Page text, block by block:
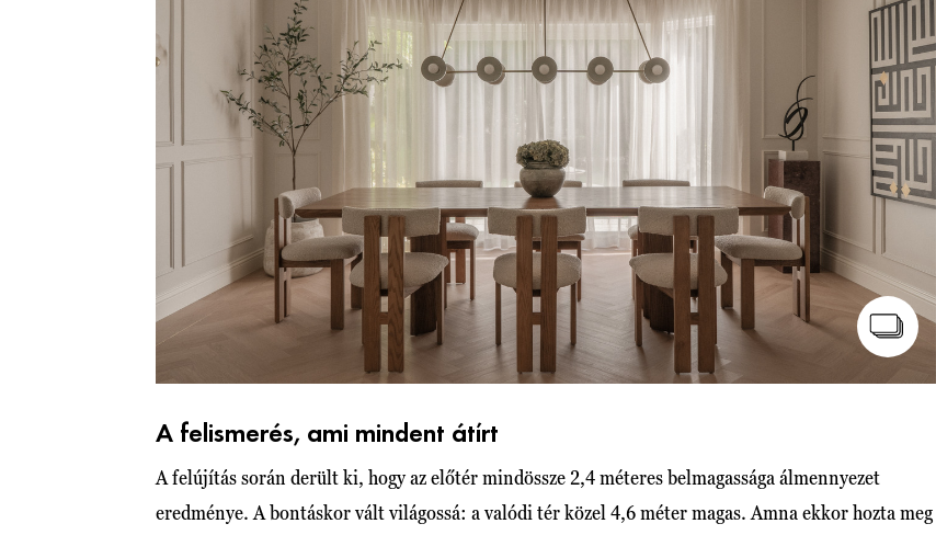
A felismerés, ami mindent átírt
A felújítás során derült ki, hogy az előtér mindössze 2,4 méteres belmagassága álmennyezet
eredménye. A bontáskor vált világossá: a valódi tér közel 4,6 méter magas. Amna ekkor hozta meg